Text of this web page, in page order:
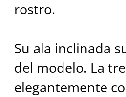
rostro.
Su ala inclinada
del modelo. La
elegantemente